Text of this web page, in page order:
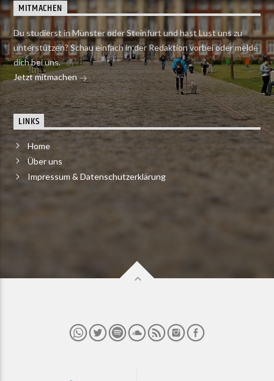
MITMACHEN
Du studierst in Münster oder Steinfurt und hast Lust uns zu
unterstützen? Schau einfach in der Redaktion vorbei oder melde
dich bei uns.
Jetzt mitmachen
LINKS
Home
Über uns
Impressum & Datenschutzerklärung